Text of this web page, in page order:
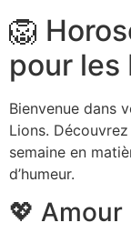
🦁
pour les
Bienvenue dans
Lions.
semaine en
d’humeur.
💖 Amour